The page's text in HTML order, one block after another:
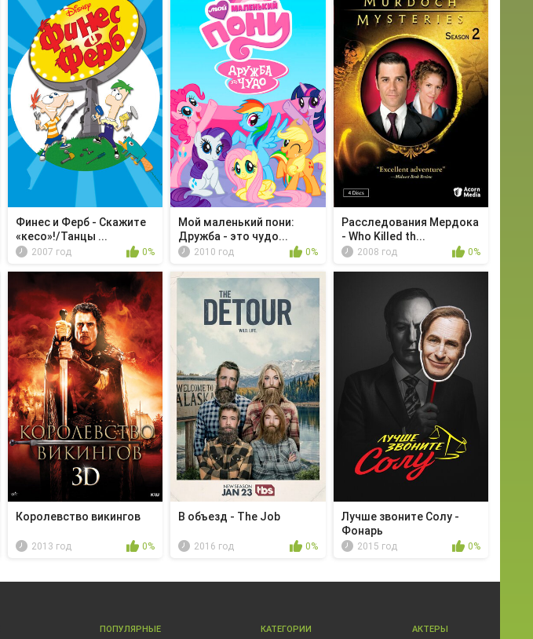
Финес и Ферб - Скажите
«кесо»!/Танцы ...
2007 год 0%
Мой маленький пони:
Дружба - это чудо...
2010 год 0%
Расследования Мердока
- Who Killed th...
2008 год 0%
Королевство викингов
2013 год 0%
В объезд - The Job
2016 год 0%
Лучше звоните Солу -
Фонарь
2015 год 0%
ПОПУЛЯРНЫЕ КАТЕГОРИИ АКТЕРЫ